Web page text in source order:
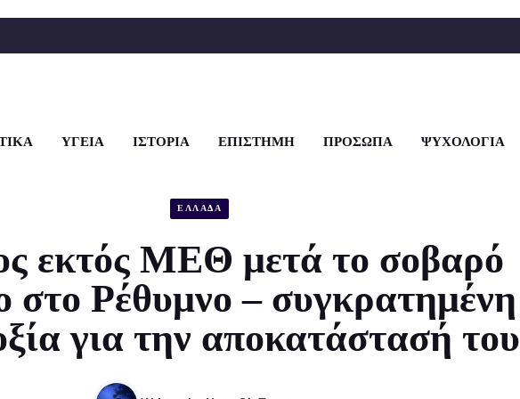
ΥΓΕΙΑ ΙΣΤΟΡΙΑ ΕΠΙΣΤΗΜΗ ΠΡΟΣΩΠΑ ΨΥΧΟΛΟΓΙΑ
ΕΛΛΑΔΑ
εκτός ΜΕΘ μετά το σοβαρό
στο Ρέθυμνο – συγκρατημένη
για την αποκατάστασή του